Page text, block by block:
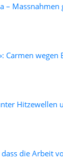
– Massnahmen
Carmen wegen
Hitzewellen
die Arbeit